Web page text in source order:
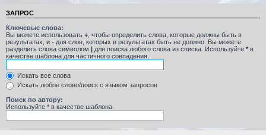
ЗАПРОС
Ключевые слова:
Вы можете использовать + , чтобы определить слова, которые должны быть в
результатах, и - для слов, которых в результатах быть не должно. Вы можете
разделить слова символом | для поиска любого слова из списка. Используйте * в
качестве шаблона для частичного совпадения.
Искать все слова
Искать любое слово/поиск с языком запросов
Поиск по автору:
Используйте * в качестве шаблона.